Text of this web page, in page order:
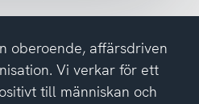
oberoende, affärsdriven
Vi verkar för ett
till människan och